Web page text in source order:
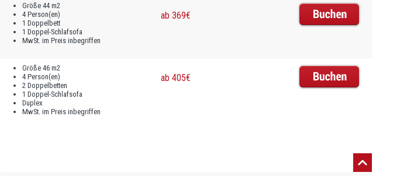
Größe 44 m2
4 Person(en)
1 Doppelbett
1 Doppel-Schlafsofa
MwSt. im Preis inbegriffen
ab 369€
Größe 46 m2
4 Person(en)
2 Doppelbetten
1 Doppel-Schlafsofa
Duplex
MwSt. im Preis inbegriffen
ab 405€